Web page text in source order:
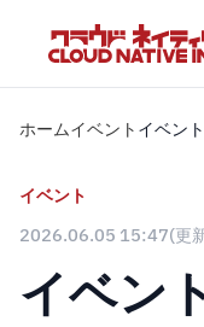
ホームイベントイベン
イベント
2026.06.05 15:47(更
イベン